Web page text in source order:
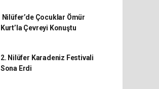
Nilüfer’de Çocuklar Ömür
Kurt’la Çevreyi Konuştu
2. Nilüfer Karadeniz Festivali
Sona Erdi